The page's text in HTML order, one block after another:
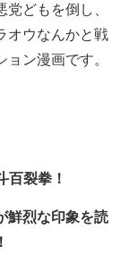
どもを倒し、
オウなんかと戦
ン漫画です。
裂拳！
鮮烈な印象を読